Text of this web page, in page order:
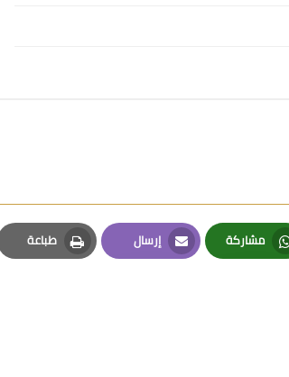
مشاركة
Whatsapp
إرسال
Email
طباعة
Print